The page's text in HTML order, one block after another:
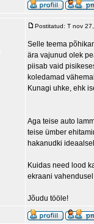
Postitatud: T nov
Selle teema
ära vajunud olek
piisab vaid
koledamad
Kunagi uhke, ehk
Aga teise auto
teise ümber
hakanudki
Kuidas need lood
ekraani
Jõudu tööle!